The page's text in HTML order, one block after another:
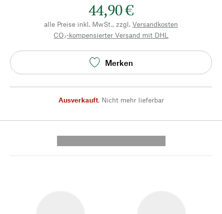
44,90 €
alle Preise inkl. MwSt., zzgl. Versandkosten
CO₂-kompensierter Versand mit DHL
Merken
Ausverkauft, Nicht mehr lieferbar